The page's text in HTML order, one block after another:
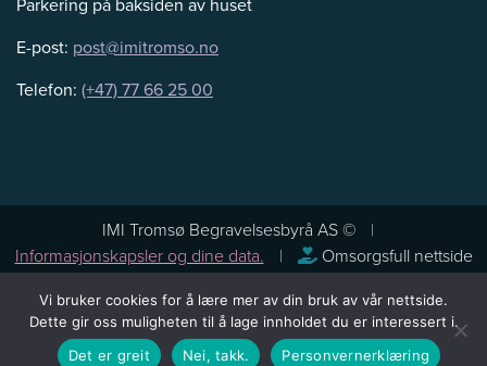
E-post: post@imitromso.no
Telefon: (+47) 77 66 25 00
IMI Tromsø Begravelsesbyrå AS ©
Informasjonskapsler og dine data.
Omsorgsfull nettside
Vi bruker cookies for å lære mer av din bruk av vår nettside.
Dette gir oss muligheten til å lage innholdet du er interessert i.
Det er greit
Nei, takk. Personvernerklæring